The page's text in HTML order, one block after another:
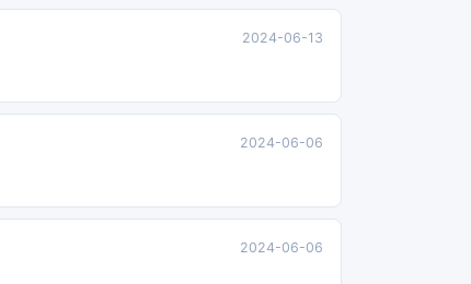
2024-06-13
2024-06-06
2024-06-06